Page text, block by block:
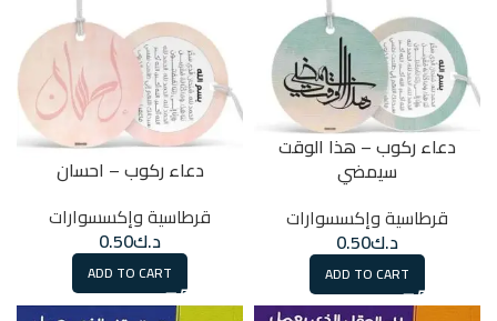
دعاء ركوب – هذا الوقت
سيمضي
قرطاسية وإكسسوارات
د.ك0.50
ADD TO CART
دعاء ركوب – احسان
قرطاسية وإكسسوارات
د.ك0.50
ADD TO CART